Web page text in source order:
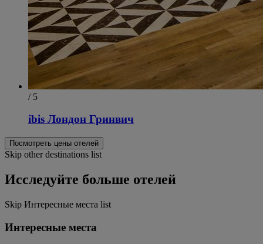
/ 5
ibis Лондон Гринвич
Посмотреть цены отелей
Skip other destinations list
Исследуйте больше отелей
Skip Интересные места list
Интересные места